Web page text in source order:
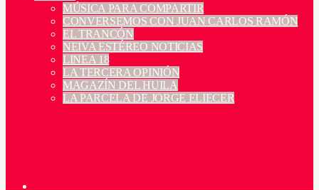
MÚSICA PARA COMPARTIR
CONVERSEMOS CON JUAN CARLOS RAMÓN
EL TRANCÓN
NEIVA ESTÉREO NOTICIAS
LINEA 18
LA TERCERA OPINIÓN
MAGAZÍN DEL HUILA
LA PARCELA DE JORGE ELIECER